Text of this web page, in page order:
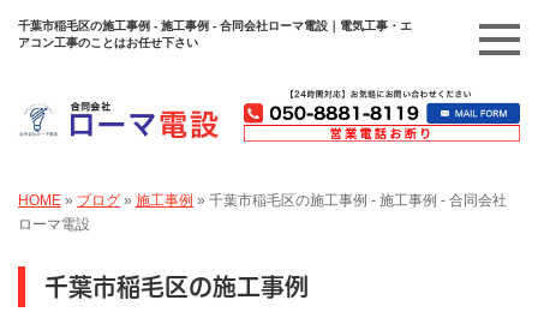
千葉市稲毛区の施工事例 - 施工事例 - 合同会社ローマ電設｜電気工事・エ
アコン工事のことはお任せ下さい
HOME » ブログ » 施工事例 » 千葉市稲毛区の施工事例 - 施工事例 - 合同会社
ローマ電設
千葉市稲毛区の施工事例